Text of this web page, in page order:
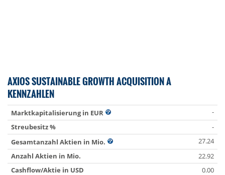
AXIOS SUSTAINABLE GROWTH ACQUISITION A
KENNZAHLEN
Marktkapitalisierung in EUR
-
Streubesitz %
-
Gesamtanzahl Aktien in Mio.
27.24
Anzahl Aktien in Mio.
22.92
Cashflow/Aktie in USD
0.00